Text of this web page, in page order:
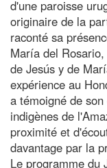
d'une paroisse
originaire de la
raconté sa
María del
de Jesús y de
expérience au
a témoigné de
indigènes de
proximité et
davantage par la
Le programme du